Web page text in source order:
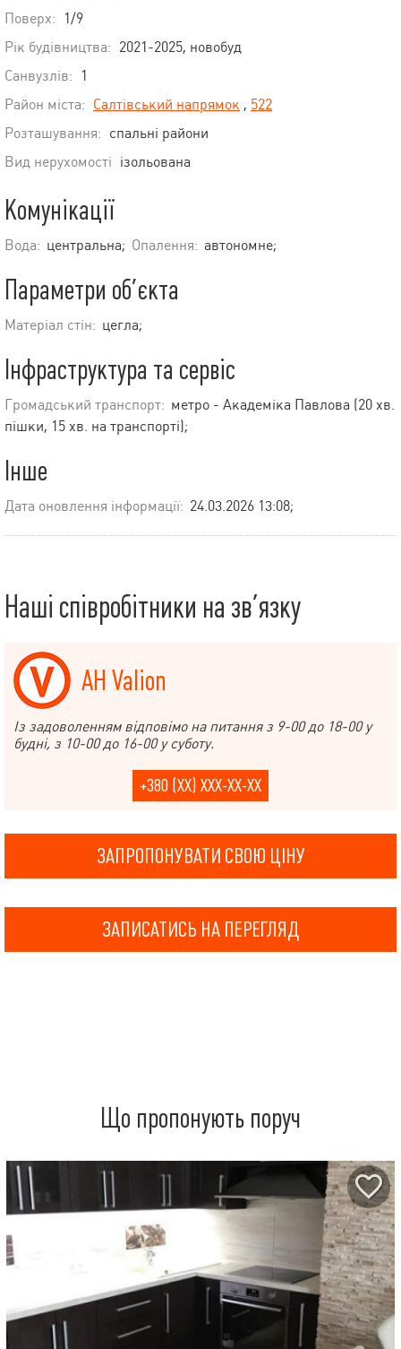
Поверх:
1/9
Рік будівництва: 2021-2025, новобуд
Санвузлів:
1
Район міста: Салтівський напрямок , 522
Розташування: спальні райони
Вид нерухомості ізольована
Комунікації
Вода: центральна; Опалення: автономне;
Параметри об’єкта
Матеріал стін: цегла;
Інфраструктура та сервіс
Громадський транспорт: метро - Академіка Павлова (20 хв.
пішки, 15 хв. на транспорті);
Інше
Дата оновлення інформації: 24.03.2026 13:08;
Наші співробітники на зв’язку
АН Valion
Із задоволенням відповімо на питання з 9-00 до 18-00 у
будні, з 10-00 до 16-00 у суботу.
+380 (XX) XXX-XX-XX
ЗАПРОПОНУВАТИ СВОЮ ЦІНУ
ЗАПИСАТИСЬ НА ПЕРЕГЛЯД
Що пропонують поруч